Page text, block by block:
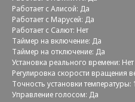
Работает с Алисой: Да
Работает с Марусей: Да
Работает с Салют: Нет
Таймер на включение: Да
Таймер на отключение: Да
Установка реального времени: Нет
Регулировка скорости вращения
Точность установки температуры:
Управление голосом: Да